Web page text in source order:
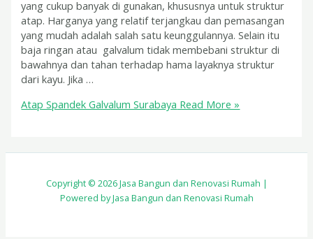
yang cukup banyak di gunakan, khususnya untuk struktur
atap. Harganya yang relatif terjangkau dan pemasangan
yang mudah adalah salah satu keunggulannya. Selain itu
baja ringan atau galvalum tidak membebani struktur di
bawahnya dan tahan terhadap hama layaknya struktur
dari kayu. Jika …
Atap Spandek Galvalum Surabaya Read More »
Copyright © 2026 Jasa Bangun dan Renovasi Rumah |
Powered by Jasa Bangun dan Renovasi Rumah